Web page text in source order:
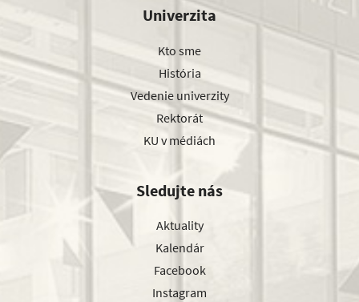
Univerzita
Kto sme
História
Vedenie univerzity
Rektorát
KU v médiách
Sledujte nás
Aktuality
Kalendár
Facebook
Instagram